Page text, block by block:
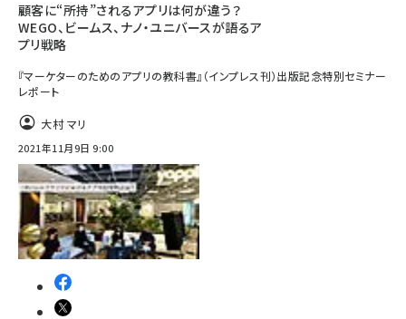
顧客に“所持”されるアプリは何が違う？
WEGO、ビームス、ナノ・ユニバースが語るア
プリ戦略
『マーケターのためのアプリの教科書』（インプレス刊）出版記念特別セミナー
レポート
大村 マリ
2021年11月9日 9:00